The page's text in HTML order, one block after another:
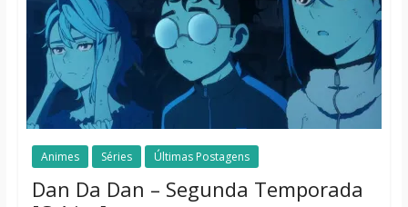
Animes Séries Últimas Postagens
Dan Da Dan – Segunda Temporada